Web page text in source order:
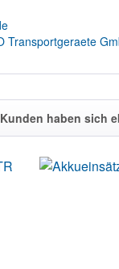
Transportgeraete
Kunden haben sich